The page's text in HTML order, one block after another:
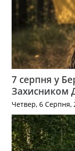
7 серпня у
Захисником
Четвер, 6 Серпня,